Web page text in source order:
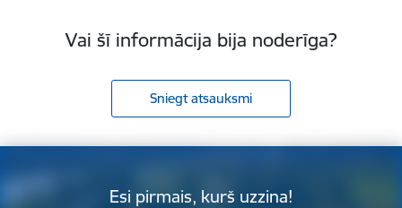
Vai šī informācija bija noderīga?
Sniegt atsauksmi
Esi pirmais, kurš uzzina!